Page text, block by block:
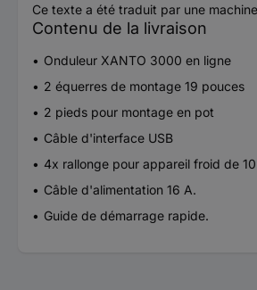
Ce texte a été traduit par une
Contenu de la livraison
Onduleur XANTO 3000 en ligne
2 équerres de montage 19 pouces
2 pieds pour montage en pot
Câble d'interface USB
4x rallonge pour appareil froid de
Câble d'alimentation 16 A.
Guide de démarrage rapide.